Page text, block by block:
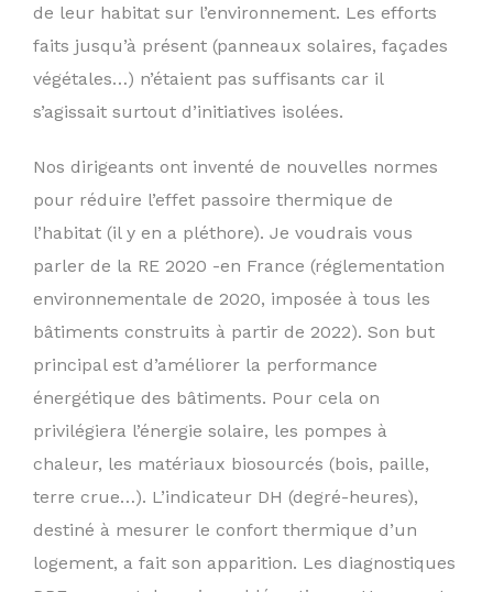
de leur habitat sur l’environnement. Les efforts
faits jusqu’à présent (panneaux solaires, façades
végétales…) n’étaient pas suffisants car il
s’agissait surtout d’initiatives isolées.
Nos dirigeants ont inventé de nouvelles normes
pour réduire l’effet passoire thermique de
l’habitat (il y en a pléthore). Je voudrais vous
parler de la RE 2020 -en France (réglementation
environnementale de 2020, imposée à tous les
bâtiments construits à partir de 2022). Son but
principal est d’améliorer la performance
énergétique des bâtiments. Pour cela on
privilégiera l’énergie solaire, les pompes à
chaleur, les matériaux biosourcés (bois, paille,
terre crue…). L’indicateur DH (degré-heures),
destiné à mesurer le confort thermique d’un
logement, a fait son apparition. Les diagnostiques